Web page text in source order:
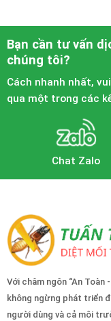
Bạn cần tư vấn
chúng tôi?
Cách nhanh nhất,
qua một trong các
Chat Zalo
Với châm ngôn “An Toàn
không ngừng phát triển
người dùng và cả môi